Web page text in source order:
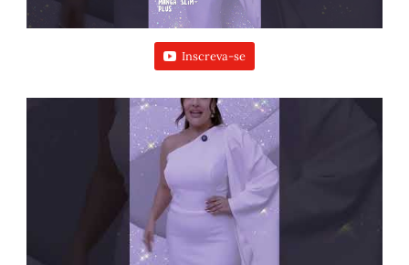
Inscreva-se